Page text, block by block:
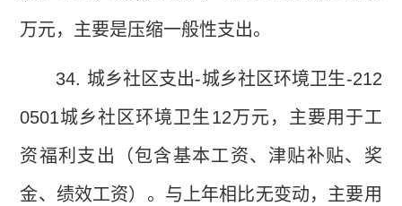
万元，主要是压缩一般性支出。
34. 城乡社区支出-城乡社区环境卫生-212
0501城乡社区环境卫生 12万元，主要用于工
资福利支出（包含基本工资、津贴补贴、奖
金、绩效工资）。与上年相比无变动，主要用